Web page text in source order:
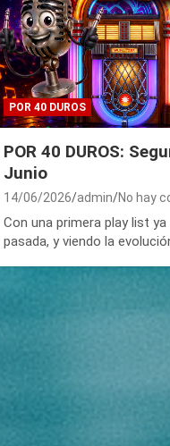
POR 40 DUROS
POR 40 DUROS:
Junio
14/06/2026 admin No hay
Con una primera play list
pasada, y viendo la